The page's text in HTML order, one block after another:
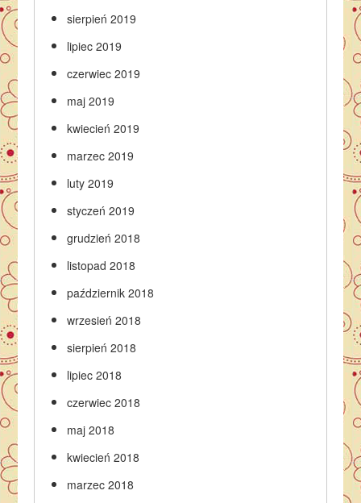
sierpień 2019
lipiec 2019
czerwiec 2019
maj 2019
kwiecień 2019
marzec 2019
luty 2019
styczeń 2019
grudzień 2018
listopad 2018
październik 2018
wrzesień 2018
sierpień 2018
lipiec 2018
czerwiec 2018
maj 2018
kwiecień 2018
marzec 2018